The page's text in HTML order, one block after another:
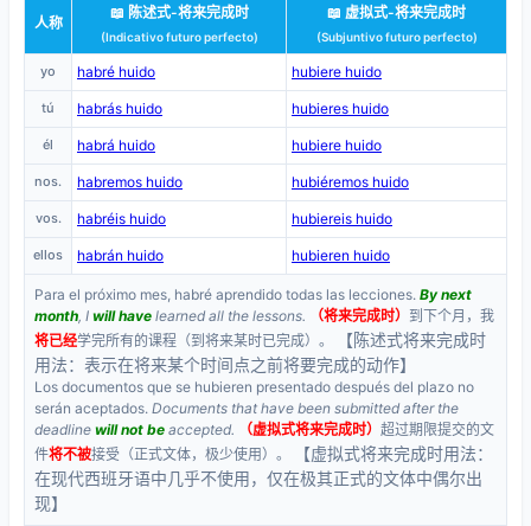
人称
📖 陈述式-将来完成时
(Indicativo futuro perfecto)
📖 虚拟式-将来完成时
(Subjuntivo futuro perfecto)
yo habré huido hubiere huido
tú habrás huido hubieres huido
él habrá huido hubiere huido
nos. habremos huido hubiéremos huido
vos. habréis huido hubiereis huido
ellos habrán huido hubieren huido
Para el próximo mes, habré aprendido todas las lecciones. By next
month, I will have learned all the lessons. （将来完成时） 到下个月，我
将已经学完所有的课程（到将来某时已完成）。
【陈述式将来完成时
用法：表示在将来某个时间点之前将要完成的动作】
Los documentos que se hubieren presentado después del plazo no
serán aceptados. Documents that have been submitted after the
deadline will not be accepted. （虚拟式将来完成时） 超过期限提交的文
件将不被接受（正式文体，极少使用）。
【虚拟式将来完成时用法：
在现代西班牙语中几乎不使用，仅在极其正式的文体中偶尔出
现】